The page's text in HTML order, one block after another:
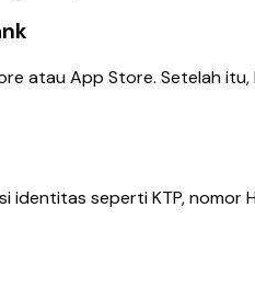
atau App Store. Setelah
identitas seperti KTP, nomor